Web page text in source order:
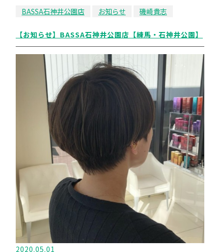
BASSA石神井公園店
お知らせ 磯崎貴志
【お知らせ】BASSA石神井公園店【練馬・石神井公園】
2020.05.01